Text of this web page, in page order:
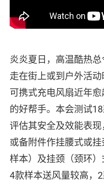
炎炎夏日，高温酷热
走在街上或到户外活动
可携式充电风扇近年
的好帮手。本会测试
评估其安全及效能表
或备附件作挂腰式或
样本）及挂颈（颈环）
4款样本送风量较高，